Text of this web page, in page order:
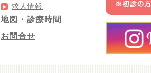
求人情報
地図・診療時間
お問合せ